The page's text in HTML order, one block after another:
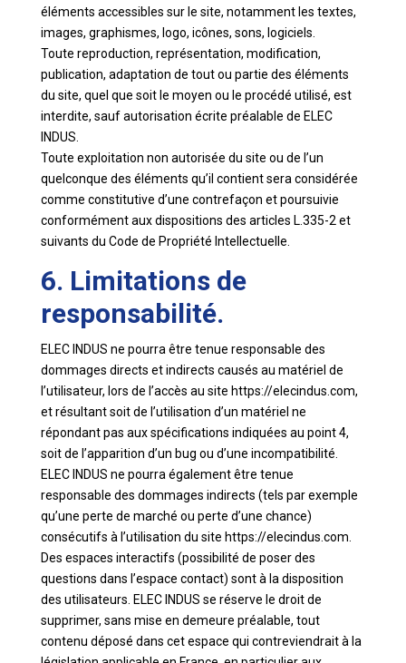
éléments accessibles sur le site, notamment les textes,
images, graphismes, logo, icônes, sons, logiciels.
Toute reproduction, représentation, modification,
publication, adaptation de tout ou partie des éléments
du site, quel que soit le moyen ou le procédé utilisé, est
interdite, sauf autorisation écrite préalable de ELEC
INDUS.
Toute exploitation non autorisée du site ou de l’un
quelconque des éléments qu’il contient sera considérée
comme constitutive d’une contrefaçon et poursuivie
conformément aux dispositions des articles L.335-2 et
suivants du Code de Propriété Intellectuelle.
6. Limitations de
responsabilité.
ELEC INDUS ne pourra être tenue responsable des
dommages directs et indirects causés au matériel de
l’utilisateur, lors de l’accès au site https://elecindus.com,
et résultant soit de l’utilisation d’un matériel ne
répondant pas aux spécifications indiquées au point 4,
soit de l’apparition d’un bug ou d’une incompatibilité.
ELEC INDUS ne pourra également être tenue
responsable des dommages indirects (tels par exemple
qu’une perte de marché ou perte d’une chance)
consécutifs à l’utilisation du site https://elecindus.com.
Des espaces interactifs (possibilité de poser des
questions dans l’espace contact) sont à la disposition
des utilisateurs. ELEC INDUS se réserve le droit de
supprimer, sans mise en demeure préalable, tout
contenu déposé dans cet espace qui contreviendrait à la